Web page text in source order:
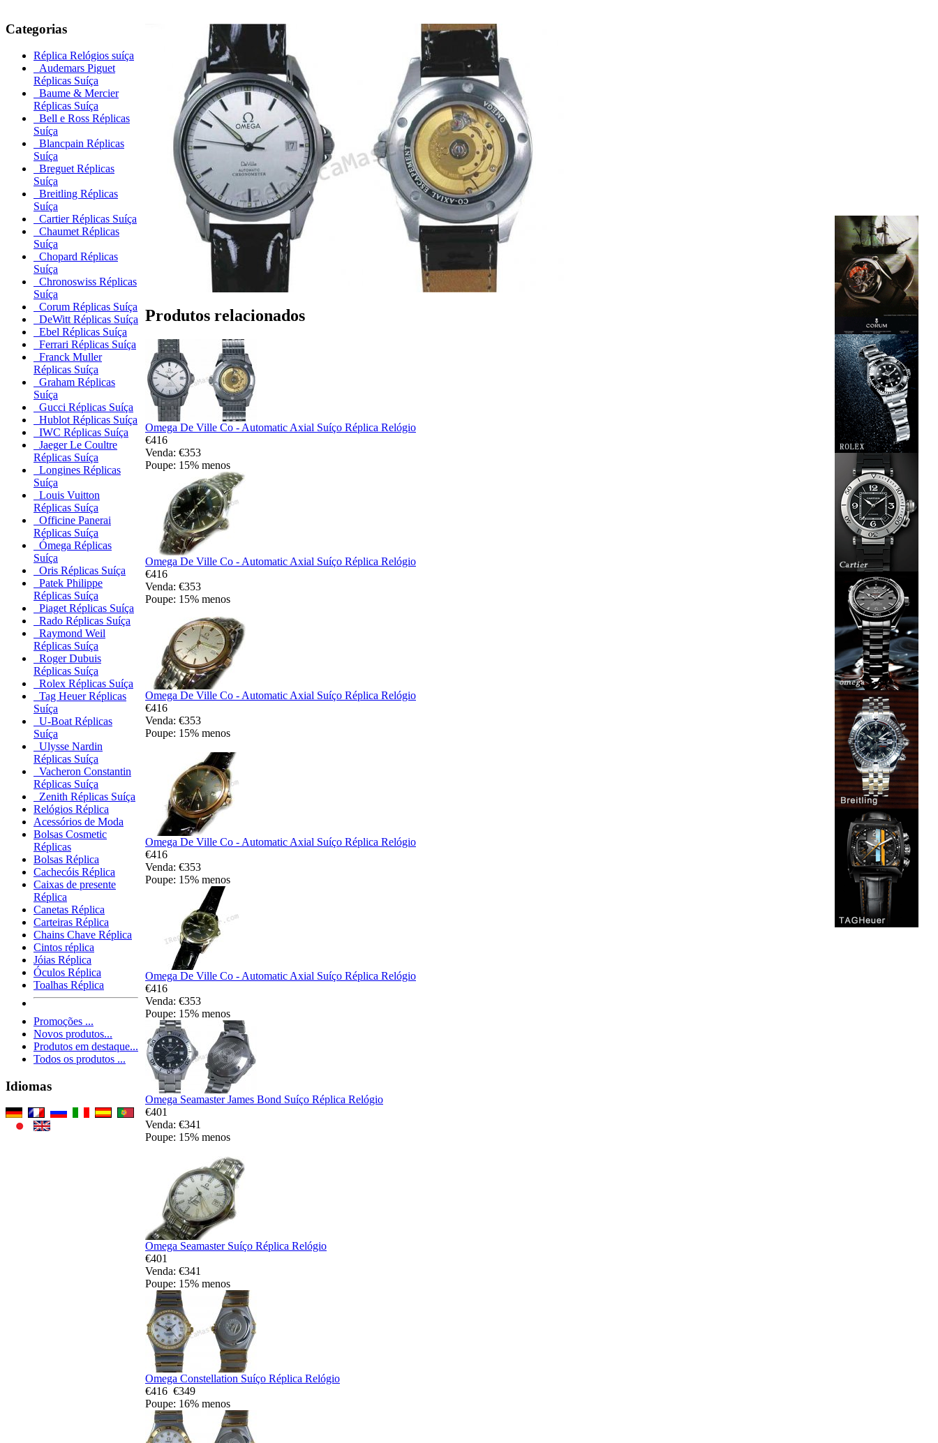
Categorias
Réplica Relógios suíça
Audemars Piguet
Réplicas Suíça
Baume & Mercier
Réplicas Suíça
Bell e Ross Réplicas
Suíça
Blancpain Réplicas
Suíça
Breguet Réplicas
Suíça
Breitling Réplicas
Suíça
Cartier Réplicas Suíça
Chaumet Réplicas
Suíça
Chopard Réplicas
Suíça
Chronoswiss Réplicas
Suíça
Corum Réplicas Suíça
DeWitt Réplicas Suíça
Ebel Réplicas Suíça
Ferrari Réplicas Suíça
Franck Muller
Réplicas Suíça
Graham Réplicas
Suíça
Gucci Réplicas Suíça
Hublot Réplicas Suíça
IWC Réplicas Suíça
Jaeger Le Coultre
Réplicas Suíça
Longines Réplicas
Suíça
Louis Vuitton
Réplicas Suíça
Officine Panerai
Réplicas Suíça
Ómega Réplicas
Suíça
Oris Réplicas Suíça
Patek Philippe
Réplicas Suíça
Piaget Réplicas Suíça
Rado Réplicas Suíça
Raymond Weil
Réplicas Suíça
Roger Dubuis
Réplicas Suíça
Rolex Réplicas Suíça
Tag Heuer Réplicas
Suíça
U-Boat Réplicas
Suíça
Ulysse Nardin
Réplicas Suíça
Vacheron Constantin
Réplicas Suíça
Zenith Réplicas Suíça
Relógios Réplica
Acessórios de Moda
Bolsas Cosmetic
Réplicas
Bolsas Réplica
Cachecóis Réplica
Caixas de presente
Réplica
Canetas Réplica
Carteiras Réplica
Chains Chave Réplica
Cintos réplica
Jóias Réplica
Óculos Réplica
Toalhas Réplica
Promoções ...
Novos produtos...
Produtos em destaque...
Todos os produtos ...
Idiomas
Produtos relacionados
Omega De Ville Co - Automatic Axial Suíço Réplica Relógio
€416
Venda: €353
Poupe: 15% menos
Omega De Ville Co - Automatic Axial Suíço Réplica Relógio
€416
Venda: €353
Poupe: 15% menos
Omega De Ville Co - Automatic Axial Suíço Réplica Relógio
€416
Venda: €353
Poupe: 15% menos
Omega De Ville Co - Automatic Axial Suíço Réplica Relógio
€416
Venda: €353
Poupe: 15% menos
Omega De Ville Co - Automatic Axial Suíço Réplica Relógio
€416
Venda: €353
Poupe: 15% menos
Omega Seamaster James Bond Suíço Réplica Relógio
€401
Venda: €341
Poupe: 15% menos
Omega Seamaster Suíço Réplica Relógio
€401
Venda: €341
Poupe: 15% menos
Omega Constellation Suíço Réplica Relógio
€416 €349
Poupe: 16% menos